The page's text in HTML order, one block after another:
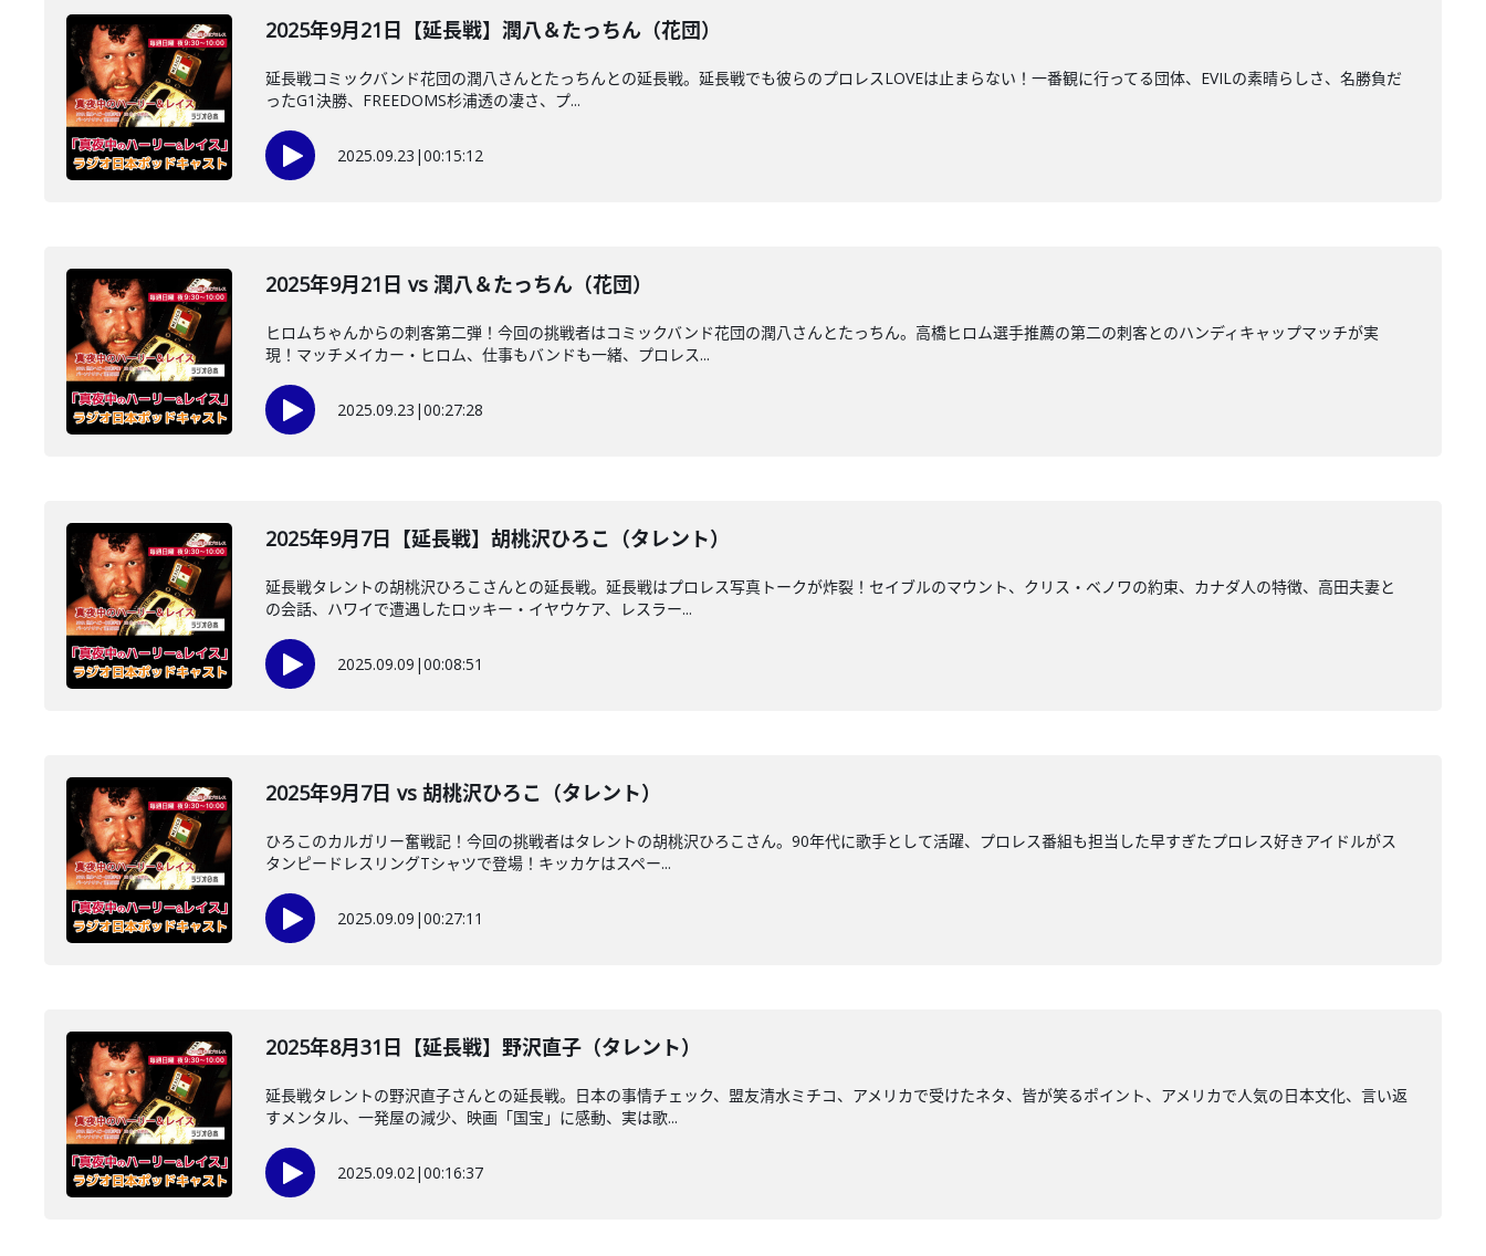
2025年9月21日【延長戦】潤八＆たっちん（花団）
延長戦コミックバンド花団の潤八さんとたっちんとの延長戦。延長戦でも彼らのプロレスLOVEは止まらない！一番観に行ってる団体、EVILの素晴らしさ、名勝負だ
ったG1決勝、FREEDOMS杉浦透の凄さ、プ...
2025.09.23 |00:15:12
2025年9月21日 vs 潤八＆たっちん（花団）
ヒロムちゃんからの刺客第二弾！今回の挑戦者はコミックバンド花団の潤八さんとたっちん。高橋ヒロム選手推薦の第二の刺客とのハンディキャップマッチが実
現！マッチメイカー・ヒロム、仕事もバンドも一緒、プロレス...
2025.09.23 |00:27:28
2025年9月7日【延長戦】胡桃沢ひろこ（タレント）
延長戦タレントの胡桃沢ひろこさんとの延長戦。延長戦はプロレス写真トークが炸裂！セイブルのマウント、クリス・ベノワの約束、カナダ人の特徴、高田夫妻と
の会話、ハワイで遭遇したロッキー・イヤウケア、レスラー...
2025.09.09 |00:08:51
2025年9月7日 vs 胡桃沢ひろこ（タレント）
ひろこのカルガリー奮戦記！今回の挑戦者はタレントの胡桃沢ひろこさん。90年代に歌手として活躍、プロレス番組も担当した早すぎたプロレス好きアイドルがス
タンピードレスリングTシャツで登場！キッカケはスペー...
2025.09.09 |00:27:11
2025年8月31日【延長戦】野沢直子（タレント）
延長戦タレントの野沢直子さんとの延長戦。日本の事情チェック、盟友清水ミチコ、アメリカで受けたネタ、皆が笑るポイント、アメリカで人気の日本文化、言い返
すメンタル、一発屋の減少、映画「国宝」に感動、実は歌...
2025.09.02|00:16:37